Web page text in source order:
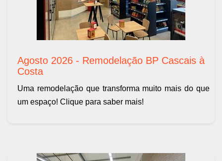
Agosto 2026 - Remodelação BP Cascais à
Costa
Uma remodelação que transforma muito mais do que
um espaço! Clique para saber mais!